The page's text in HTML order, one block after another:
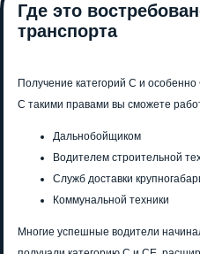
Где это
транспорта
Получение категорий С и
С такими правами вы сможете
Дальнобойщиком
Водителем строительной
Служб доставки
Коммунальной техники
Многие успешные водители